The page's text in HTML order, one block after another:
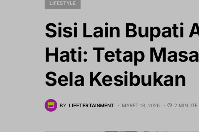
LIFESTYLE
Sisi Lain Bupati
Hati: Tetap
Sela Kesibukan
BY LIFETERTAINMENT MARET 18, 2026 2 MINUTE